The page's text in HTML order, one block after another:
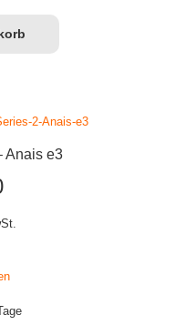
Anais e3